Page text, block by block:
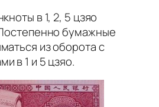
в 1, 2, 5 цзяо
бумажные
из оборота с
в 1 и 5 цзяо.